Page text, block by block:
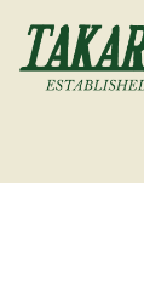
content